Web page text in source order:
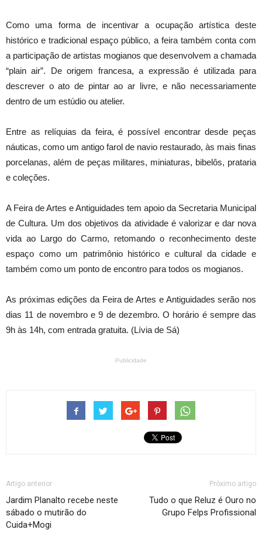
Como uma forma de incentivar a ocupação artística deste
histórico e tradicional espaço público, a feira também conta com
a participação de artistas mogianos que desenvolvem a chamada
“plain air”. De origem francesa, a expressão é utilizada para
descrever o ato de pintar ao ar livre, e não necessariamente
dentro de um estúdio ou atelier.
Entre as relíquias da feira, é possível encontrar desde peças
náuticas, como um antigo farol de navio restaurado, às mais finas
porcelanas, além de peças militares, miniaturas, bibelôs, prataria
e coleções.
A Feira de Artes e Antiguidades tem apoio da Secretaria Municipal
de Cultura. Um dos objetivos da atividade é valorizar e dar nova
vida ao Largo do Carmo, retomando o reconhecimento deste
espaço como um patrimônio histórico e cultural da cidade e
também como um ponto de encontro para todos os mogianos.
As próximas edições da Feira de Artes e Antiguidades serão nos
dias 11 de novembro e 9 de dezembro. O horário é sempre das
9h às 14h, com entrada gratuita. (Lívia de Sá)
Publicidade
Artigo anterior
Jardim Planalto recebe neste
sábado o mutirão do
Cuida+Mogi
Próximo artigo
Tudo o que Reluz é Ouro no
Grupo Felps Profissional